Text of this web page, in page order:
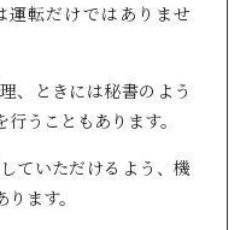
運転だけではありませ
、ときには秘書のよう
うこともあります。
ていただけるよう、機
ます。